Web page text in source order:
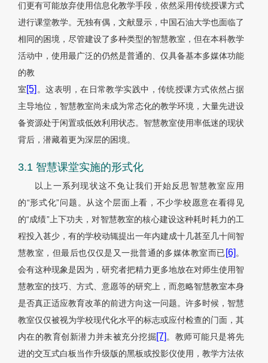
们更有可能放弃使用信息化教学手段，依然采用传统授课方式
进行课堂教学。无独有偶，文献显示，中国石油大学也面临了
相同的困境，尽管建设了多种类型的智慧教室，但在本科教学
活动中，使用最广泛的仍然是普通的、仅具备基本多媒体功能
的教
室[5] 。这表明，在日常教学实践中，传统授课方式依然占据
主导地位，智慧教室尚未成为常态化的教学环境，大量先进设
备资源处于闲置或低效利用状态。智慧教室使用率低迷的现状
背后，潜藏着更为深层的困境。
3.1 智慧课堂实施的形式化
以上一系列现状这不免让我们开始反思智慧教室应用
的“形式化”问题。从这个层面上看，不少学校愿意在看得见
的“成绩”上下功夫，对智慧教室的核心建设这种耗时耗力的工
程投入甚少，有的学校动辄提出一年内建成十几甚至几十间智
慧教室，但最后也仅仅是又一批普通的多媒体教室而已 [6]。
会有这种现象是因为，研究者把精力更多地放在对师生使用智
慧教室的技巧、方式、意愿等的研究上，而忽略智慧教室本身
是否真正适应教育改革的前进方向这一问题。许多时候，智慧
教室仅仅被视为学校现代化水平的标志或应付检查的门面，其
内在的教育创新潜力并未被充分挖掘[7]。教师可能只是将先
进的交互式白板当作升级版的黑板或投影仪使用，教学方法依